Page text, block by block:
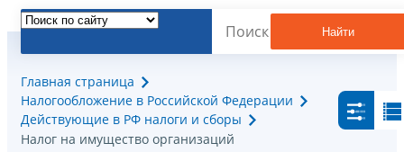
Найти
Главная страница
Налогообложение в Российской Федерации
Действующие в РФ налоги и сборы
Налог на имущество организаций